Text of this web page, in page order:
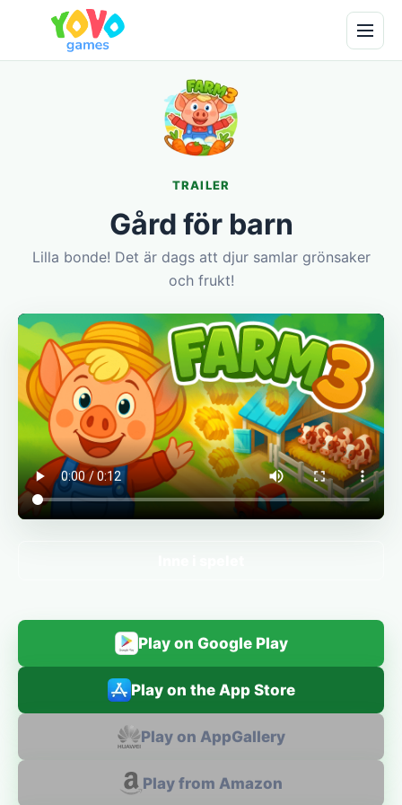
TRAILER
Gård för barn
Lilla bonde! Det är dags att djur samlar grönsaker
och frukt!
Play on Google Play
Play on the App Store
Play on AppGallery
Play from Amazon